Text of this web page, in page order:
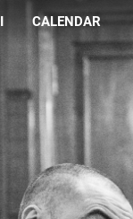
CALENDAR